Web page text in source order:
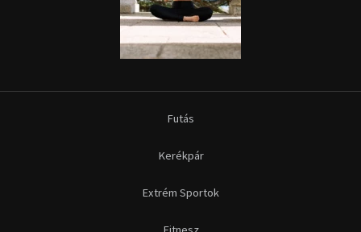
Futás
Kerékpár
Extrém Sportok